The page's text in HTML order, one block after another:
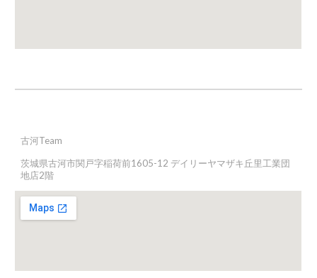
古河Team
茨城県古河市関戸字稲荷前1605-12 デイリーヤマザキ丘里工業団
地店2階